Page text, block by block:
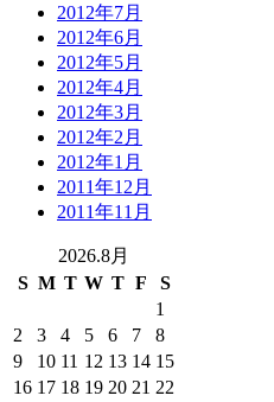
2012年7月
2012年6月
2012年5月
2012年4月
2012年3月
2012年2月
2012年1月
2011年12月
2011年11月
2026.8月
S M T W T F
S
1
2
3 4 5 6 7
8
9
10 11 12 13 14 15
16 17 18 19 20 21 22